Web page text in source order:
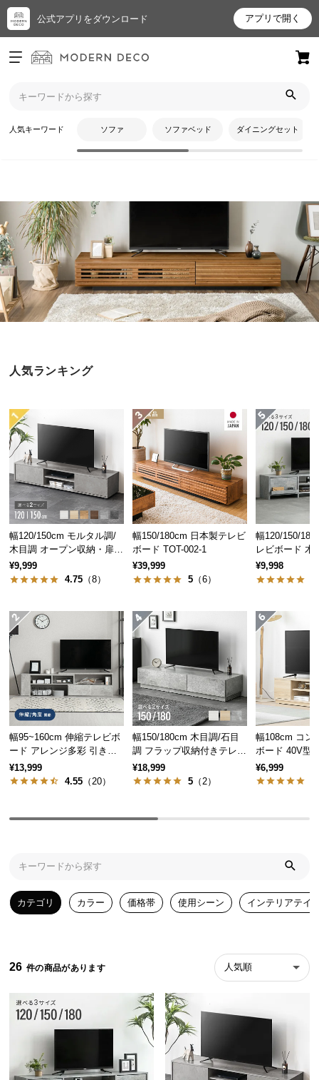
公式アプリをダウンロード アプリで開く
ログイン
新規会員登録
お
イ
テ
ム
最
近
ッ
た
ア
イ
ム
特
集
一
人
気
ラ
ン
キ
ン
テ
ら
ン
人気キーワード ソファ ソファベッド ダイニングセット
トップ テレビ台・テレビスタンド
CATEGORY
ロータイプ
人気ランキング
幅120/150cm モルタル調/
木目調 オープン収納・扉収
納付きテレビボード
¥9,999
4.75 （8）
幅95~160cm 伸縮テレビボ
ード アレンジ多彩 引き出
し収納 角度調節可能 モル
タル調/木目調
¥13,999
4.55 （20）
幅150/180cm 日本製テレビ
ボード TOT-002-1
¥39,999
5（6）
幅150/180cm 木目調/石目
調 フラップ収納付きテレビ
ボード シンプル フラット
デザイン
¥18,999
5（2）
幅120/150/
レビボード 木
ープン収納・
付き
¥9,998
幅108cm コン
ボード 40V型
ン収納・扉収
¥6,999
カテゴリ カラー 価格帯 使用シーン インテリアテイ
26 人気順